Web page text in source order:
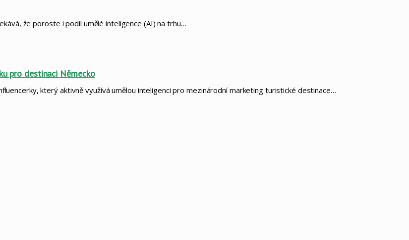
že poroste i podíl umělé inteligence (AI) na trhu…
pro destinaci Německo
který aktivně využívá umělou inteligenci pro mezinárodní marketing turistické destinace…